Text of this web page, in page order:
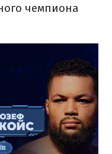
чемпиона